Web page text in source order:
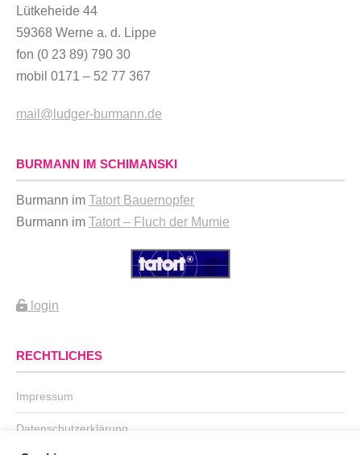
Lütkeheide 44
59368 Werne a. d. Lippe
fon (0 23 89) 790 30
mobil 0171 – 52 77 367
mail@ludger-burmann.de
BURMANN IM SCHIMANSKI
Burmann im Tatort Bauernopfer
Burmann im Tatort – Fluch der Mumie
login
RECHTLICHES
Impressum
Datenschutzerklärung